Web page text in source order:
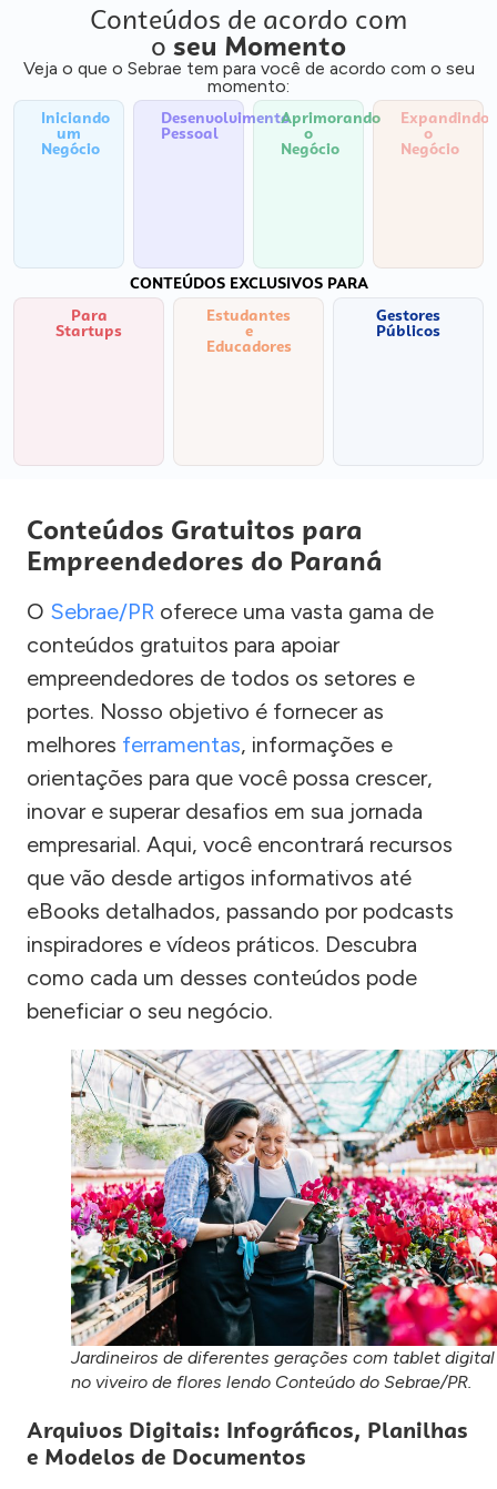
Conteúdos de acordo com
o seu Momento
Veja o que o Sebrae tem para você de acordo com o seu
momento:
Iniciando
um
Negócio
Desenvolvimento
Pessoal
Aprimorando
o
Negócio
Expandindo
o
Negócio
CONTEÚDOS EXCLUSIVOS PARA
Para
Startups
Estudantes
e
Educadores
Gestores
Públicos
Conteúdos Gratuitos para
Empreendedores do Paraná
O Sebrae/PR oferece uma vasta gama de
conteúdos gratuitos para apoiar
empreendedores de todos os setores e
portes. Nosso objetivo é fornecer as
melhores ferramentas, informações e
orientações para que você possa crescer,
inovar e superar desafios em sua jornada
empresarial. Aqui, você encontrará recursos
que vão desde artigos informativos até
eBooks detalhados, passando por podcasts
inspiradores e vídeos práticos. Descubra
como cada um desses conteúdos pode
beneficiar o seu negócio.
Jardineiros de diferentes gerações com tablet digital
no viveiro de flores lendo Conteúdo do Sebrae/PR.
Arquivos Digitais: Infográficos, Planilhas
e Modelos de Documentos